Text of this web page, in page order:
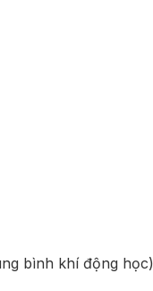
bình khí động học)